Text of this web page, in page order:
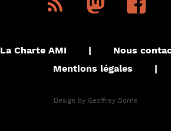
La Charte AMI |
Nous
Mentions légales
|
Design by Geoffrey Dorne